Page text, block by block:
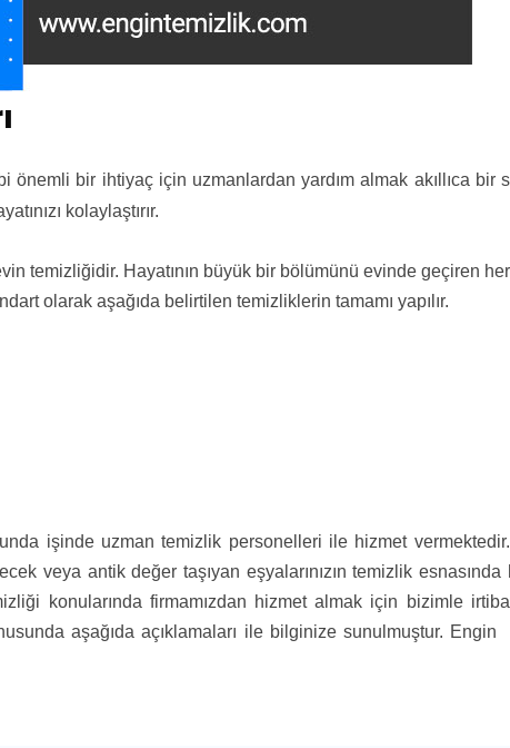
önemli bir ihtiyaç için uzmanlardan yardım almak akıllıca bir
kolaylaştırır.
temizliğidir. Hayatının büyük bir bölümünü evinde geçiren
olarak aşağıda belirtilen temizliklerin tamamı yapılır.
işinde uzman temizlik personelleri ile hizmet
veya antik değer taşıyan eşyalarınızın temizlik
konularında firmamızdan hizmet almak için bizimle
aşağıda açıklamaları ile bilginize sunulmuştur.